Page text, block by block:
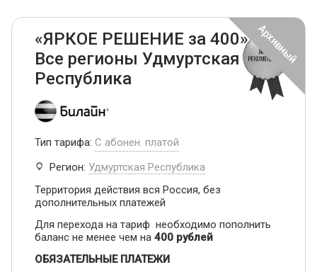
«ЯРКОЕ РЕШЕНИЕ за 400» -
Все регионы Удмуртская
Республика
Тип тарифа: С абонен. платой
Регион: Удмуртская Республика
Территория действия вся Россия, без
дополнительных платежей
Для перехода на тариф необходимо пополнить
баланс не менее чем на 400 рублей
ОБЯЗАТЕЛЬНЫЕ ПЛАТЕЖИ